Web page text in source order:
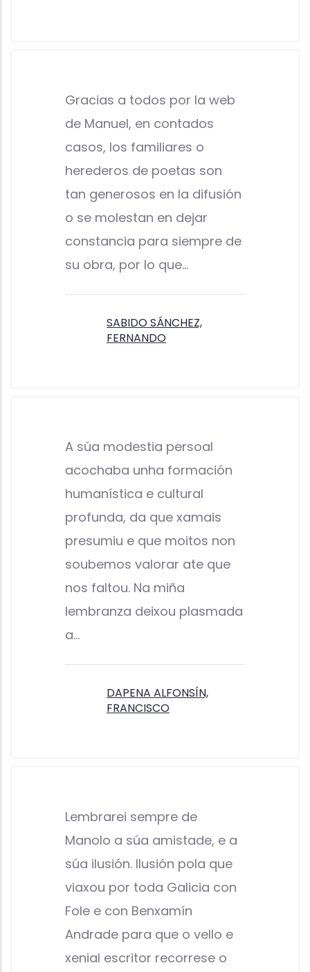
Gracias a todos por la web
de Manuel, en contados
casos, los familiares o
herederos de poetas son
tan generosos en la difusión
o se molestan en dejar
constancia para siempre de
su obra, por lo que…
SABIDO SÁNCHEZ,
FERNANDO
A súa modestia persoal
acochaba unha formación
humanística e cultural
profunda, da que xamais
presumiu e que moitos non
soubemos valorar ate que
nos faltou. Na miña
lembranza deixou plasmada
a…
DAPENA ALFONSÍN,
FRANCISCO
Lembrarei sempre de
Manolo a súa amistade, e a
súa ilusión. Ilusión pola que
viaxou por toda Galicia con
Fole e con Benxamín
Andrade para que o vello e
xenial escritor recorrese o